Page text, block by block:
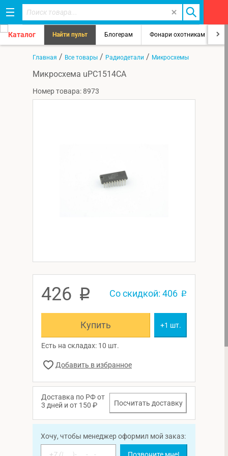
Каталог Найти пульт Блогерам Фонари охотникам
Главная / Все товары / Радиодетали / Микросхемы
Микросхема uPC1514CA
Номер товара: 8973
426 p Со скидкой: 406 p
Купить +1 шт.
Есть на складах: 10 шт.
Доставка по РФ от
3 дней и от 150 ₽
Посчитать доставку
Хочу, чтобы менеджер оформил мой заказ:
Позвоните мне!